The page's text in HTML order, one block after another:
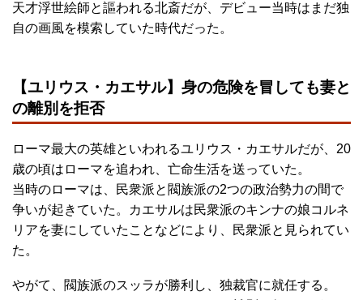
天才浮世絵師と謳われる北斎だが、デビュー当時はまだ独
自の画風を模索していた時代だった。
【ユリウス・カエサル】身の危険を冒しても妻と
の離別を拒否
ローマ最大の英雄といわれるユリウス・カエサルだが、20
歳の頃はローマを追われ、亡命生活を送っていた。
当時のローマは、民衆派と閥族派の2つの政治勢力の間で
争いが起きていた。カエサルは民衆派のキンナの娘コルネ
リアを妻にしていたことなどにより、民衆派と見られてい
た。
やがて、閥族派のスッラが勝利し、独裁官に就任する。